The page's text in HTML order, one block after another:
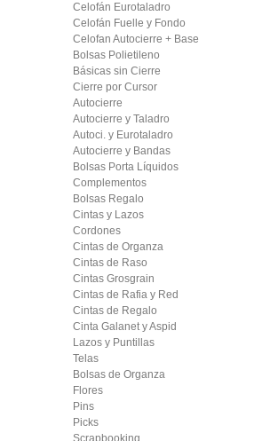
Celofán Eurotaladro
Celofán Fuelle y Fondo
Celofan Autocierre + Base
Bolsas Polietileno
Básicas sin Cierre
Cierre por Cursor
Autocierre
Autocierre y Taladro
Autoci. y Eurotaladro
Autocierre y Bandas
Bolsas Porta Líquidos
Complementos
Bolsas Regalo
Cintas y Lazos
Cordones
Cintas de Organza
Cintas de Raso
Cintas Grosgrain
Cintas de Rafia y Red
Cintas de Regalo
Cinta Galanet y Aspid
Lazos y Puntillas
Telas
Bolsas de Organza
Flores
Pins
Picks
Scrapbooking